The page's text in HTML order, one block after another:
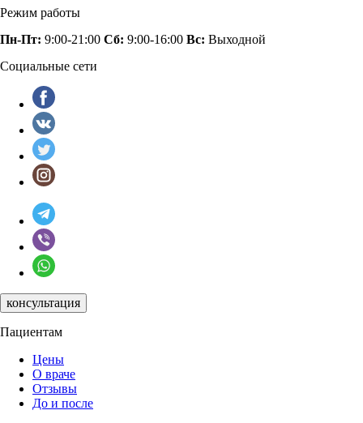
Режим работы
Пн-Пт: 9:00-21:00 Сб: 9:00-16:00 Вс: Выходной
Социальные сети
консультация
Пациентам
Цены
О враче
Отзывы
До и после